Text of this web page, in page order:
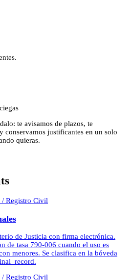
te avisamos de plazos, te
conservamos justificantes en un solo
quieras.
/ Registro Civil
de Justicia con firma electrónica.
de tasa 790-006 cuando el uso es
menores. Se clasifica en la bóveda
/ Registro Civil